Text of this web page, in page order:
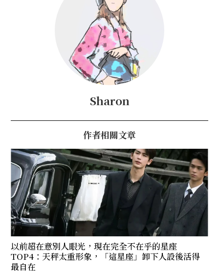
Sharon
作者相關文章
以前超在意別人眼光，現在完全不在乎的星座
TOP4：天秤太重形象，「這星座」卸下人設後活得
最自在